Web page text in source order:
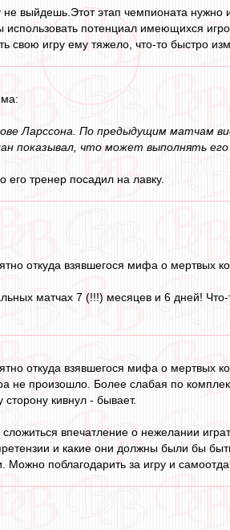
выйдешь.Этот этап чемпионата нужно
потенциал имеющихся
свою игру ему тяжело, что-то быстро
Ларссона. По предыдущим матчам
показывал, что может выполнять
тренер посадил на лавку.
откуда взявшегося мифа о мертвых
матчах 7 (!!!) месяцев и 6 дней! Что-
откуда взявшегося мифа о мертвых
не произошло. Более слабая по
кивнул - бывает.
впечатление о нежелании
и какие они должны были бы
поблагодарить за игру и